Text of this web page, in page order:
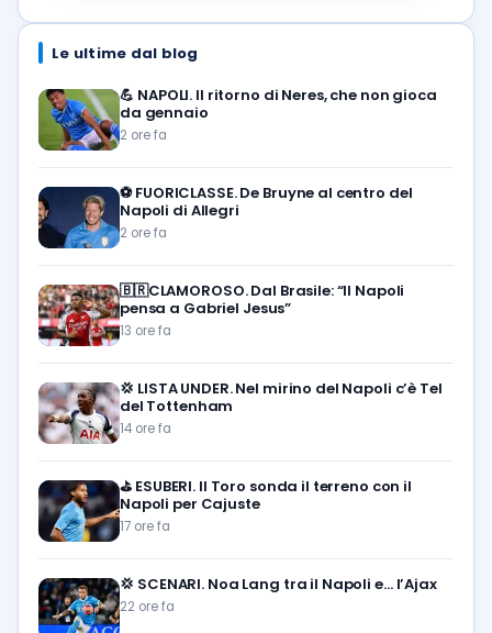
Le ultime dal blog
💪 NAPOLI. Il ritorno di Neres, che non gioca
da gennaio
2 ore fa
⚽️ FUORICLASSE. De Bruyne al centro del
Napoli di Allegri
2 ore fa
🇧🇷CLAMOROSO. Dal Brasile: “Il Napoli
pensa a Gabriel Jesus”
13 ore fa
💢 LISTA UNDER. Nel mirino del Napoli c’è Tel
del Tottenham
14 ore fa
⛳ ESUBERI. Il Toro sonda il terreno con il
Napoli per Cajuste
17 ore fa
💢 SCENARI. Noa Lang tra il Napoli e… l’Ajax
22 ore fa